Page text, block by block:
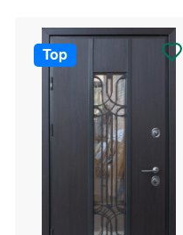
* Два контури ущільнення:
* Утеплення дверного
* Антизрізи: стандартні (4
Top